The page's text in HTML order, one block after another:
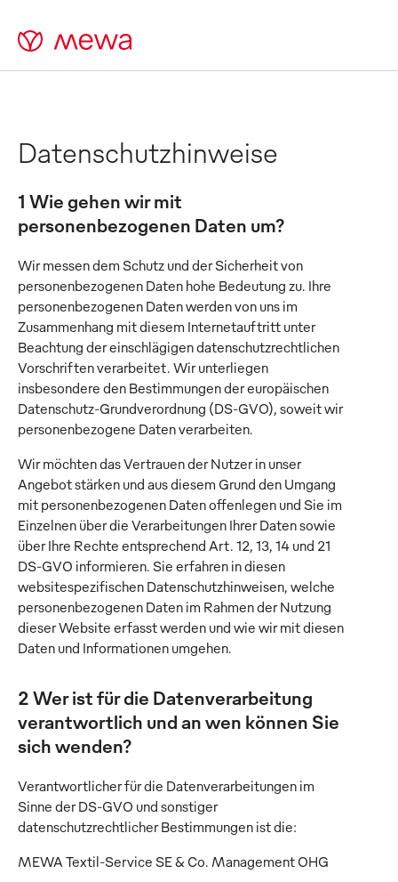
Datenschutzhinweise
1 Wie gehen wir mit
personenbezogenen Daten um?
Wir messen dem Schutz und der Sicherheit von
personenbezogenen Daten hohe Bedeutung zu. Ihre
personenbezogenen Daten werden von uns im
Zusammenhang mit diesem Internetauftritt unter
Beachtung der einschlägigen datenschutzrechtlichen
Vorschriften verarbeitet. Wir unterliegen
insbesondere den Bestimmungen der europäischen
Datenschutz-Grundverordnung (DS-GVO), soweit wir
personenbezogene Daten verarbeiten.
Wir möchten das Vertrauen der Nutzer in unser
Angebot stärken und aus diesem Grund den Umgang
mit personenbezogenen Daten offenlegen und Sie im
Einzelnen über die Verarbeitungen Ihrer Daten sowie
über Ihre Rechte entsprechend Art. 12, 13, 14 und 21
DS-GVO informieren. Sie erfahren in diesen
websitespezifischen Datenschutzhinweisen, welche
personenbezogenen Daten im Rahmen der Nutzung
dieser Website erfasst werden und wie wir mit diesen
Daten und Informationen umgehen.
2 Wer ist für die Datenverarbeitung
verantwortlich und an wen können Sie
sich wenden?
Verantwortlicher für die Datenverarbeitungen im
Sinne der DS-GVO und sonstiger
datenschutzrechtlicher Bestimmungen ist die:
MEWA Textil-Service SE & Co. Management OHG